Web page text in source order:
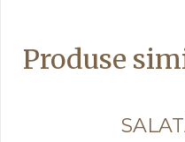
Produse